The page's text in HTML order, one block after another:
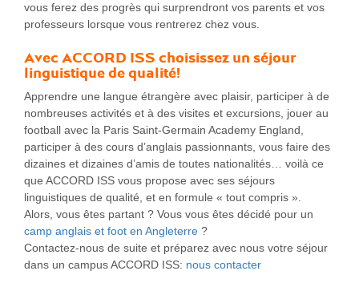
vous ferez des progrès qui surprendront vos parents et vos
professeurs lorsque vous rentrerez chez vous.
Avec ACCORD ISS choisissez un séjour
linguistique de qualité!
Apprendre une langue étrangère avec plaisir, participer à de
nombreuses activités et à des visites et excursions, jouer au
football avec la Paris Saint-Germain Academy England,
participer à des cours d’anglais passionnants, vous faire des
dizaines et dizaines d’amis de toutes nationalités… voilà ce
que ACCORD ISS vous propose avec ses séjours
linguistiques de qualité, et en formule « tout compris ».
Alors, vous êtes partant ? Vous vous êtes décidé pour un
camp anglais et foot en Angleterre ?
Contactez-nous de suite et préparez avec nous votre séjour
dans un campus ACCORD ISS: nous contacter